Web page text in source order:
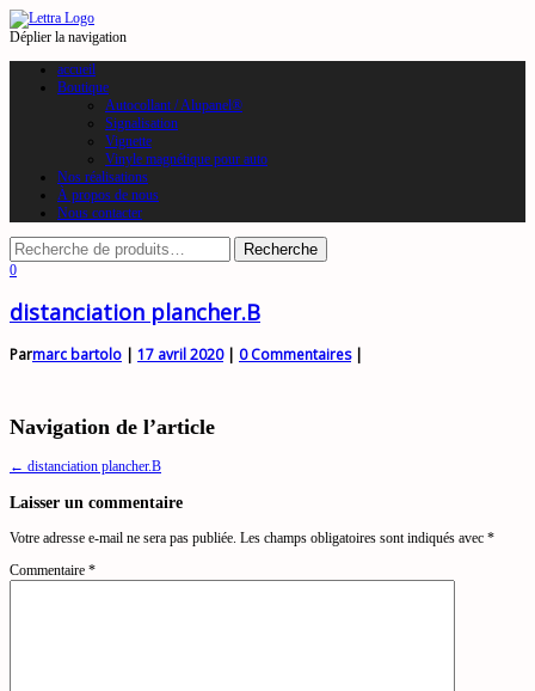
Déplier la navigation
accueil
Boutique
Autocollant / Alupanel®
Signalisation
Vignette
Vinyle magnétique pour auto
Nos réalisations
À propos de nous
Nous contacter
0
distanciation plancher.B
Parmarc bartolo | 17 avril 2020| 0 Commentaires|
Navigation de l’article
← distanciation plancher.B
Laisser un commentaire
Votre adresse e-mail ne sera pas publiée. Les champs obligatoires sont indiqués avec *
Commentaire *